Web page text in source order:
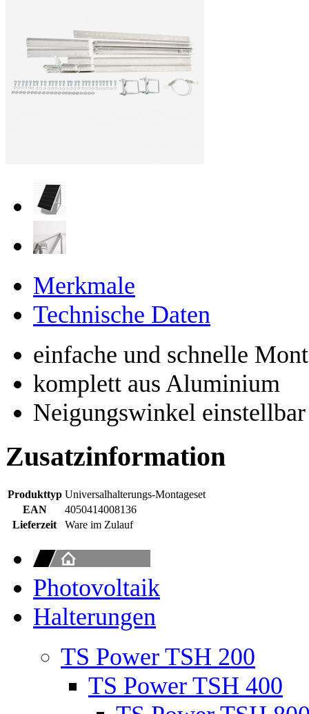
Merkmale
Technische Daten
einfache und schnelle
komplett aus Aluminium
Neigungswinkel einstellbar
Zusatzinformation
Produkttyp Universalhalterungs-Montageset
EAN
4050414008136
Lieferzeit
Ware im Zulauf
Photovoltaik
Halterungen
TS Power TSH 200
TS Power TSH 400